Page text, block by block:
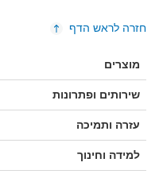
חזרה לראש הדף
מוצרים
שירותים ופתרונות
עזרה ותמיכה
למידה וחינוך